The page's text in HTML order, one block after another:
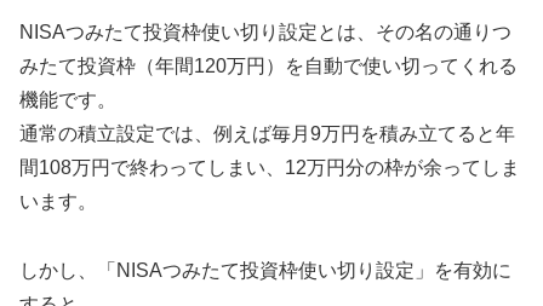
NISAつみたて投資枠使い切り設定とは、その名の通りつ
みたて投資枠（年間120万円）を自動で使い切ってくれる
機能です。
通常の積立設定では、例えば毎月9万円を積み立てると年
間108万円で終わってしまい、12万円分の枠が余ってしま
います。
しかし、「NISAつみたて投資枠使い切り設定」を有効に